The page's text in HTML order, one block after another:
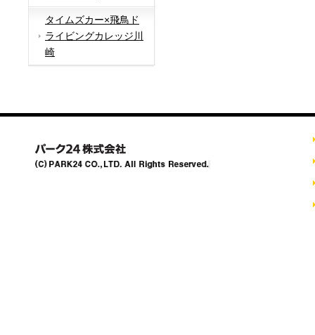
タイムズカー×飛鳥ド
ライビングカレッジ川
崎